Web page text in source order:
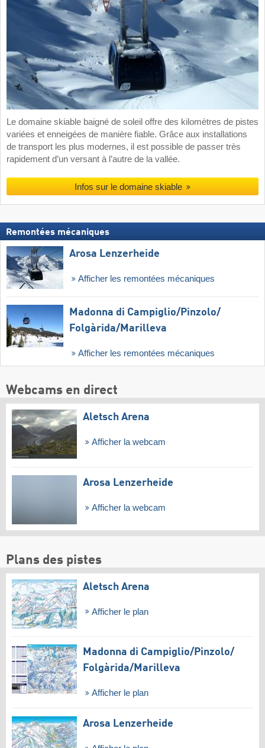
Le domaine skiable baigné de soleil offre des kilomètres de pistes
variées et enneigées de manière fiable. Grâce aux installations
de transport les plus modernes, il est possible de passer très
rapidement d’un versant à l’autre de la vallée.
Infos sur le domaine skiable
Remontées mécaniques
Arosa Lenzerheide
Afficher les remontées mécaniques
Madonna di Campiglio/​Pinzolo/​
Folgàrida/​Marilleva
Afficher les remontées mécaniques
Webcams en direct
Aletsch Arena
Afficher la webcam
Arosa Lenzerheide
Afficher la webcam
Plans des pistes
Aletsch Arena
Afficher le plan
Madonna di Campiglio/​Pinzolo/​
Folgàrida/​Marilleva
Afficher le plan
Arosa Lenzerheide